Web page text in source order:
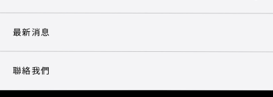
最新消息
聯絡我們